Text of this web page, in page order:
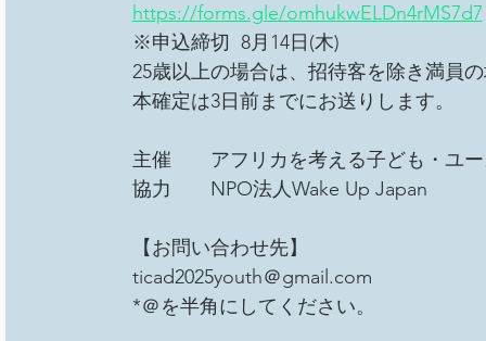
https://forms.gle/omhukwELDn4rMS7d7
※申込締切  8月14日(木)
25歳以上の場合は、招待客を除き満員
本確定は3日前までにお送りします。
主催　　アフリカを考える子ども・ユ
協力　　NPO法人Wake Up Japan
【お問い合わせ先】
ticad2025youth＠gmail.com
*＠を半角にしてください。